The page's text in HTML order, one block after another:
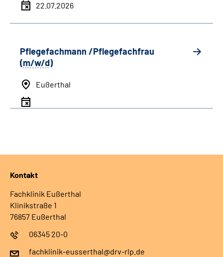
22.07.2026
Pflegefachmann /Pflegefachfrau
(m/w/d)
Eußerthal
Kontakt
Fachklinik Eußerthal
Klinikstraße 1
76857 Eußerthal
06345 20-0
fachklinik-eusserthal@drv-rlp.de